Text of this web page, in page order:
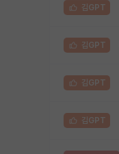
김GPT
김GPT
김GPT
김GPT